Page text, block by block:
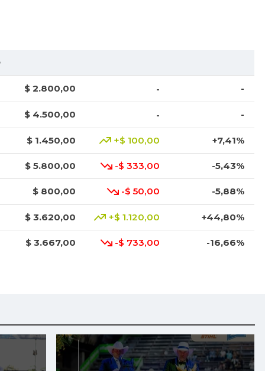
$ 2.800,00 - -
$ 4.500,00 - -
$ 1.450,00 +$ 100,00 +7,41%
$ 5.800,00 -$ 333,00 -5,43%
$ 800,00 -$ 50,00 -5,88%
$ 3.620,00 +$ 1.120,00 +44,80%
$ 3.667,00 -$ 733,00 -16,66%
$ 2.500,00 +$ 200,00 +8,70%